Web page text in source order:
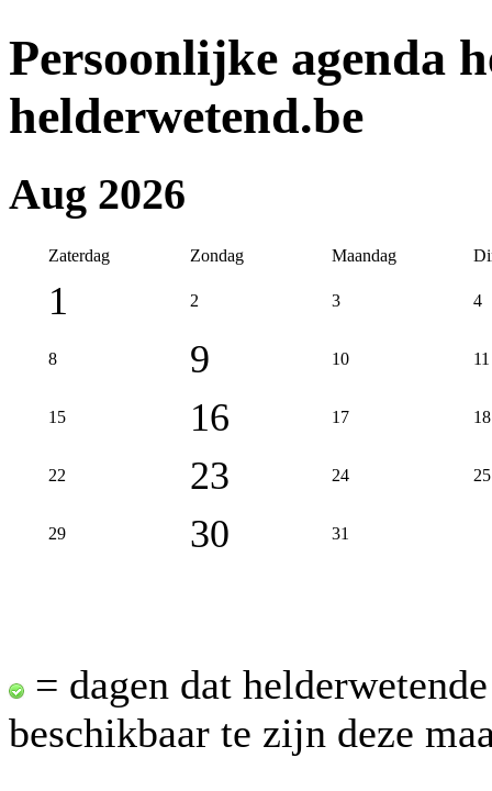
Persoonlijke agenda
helderwetend.be
Aug 2026
Zaterdag Zondag Maandag
1 2 3 4
8 9 10 11
15 16 17 18
22 23 24 25
29 30 31
= dagen dat
beschikbaar te zijn deze